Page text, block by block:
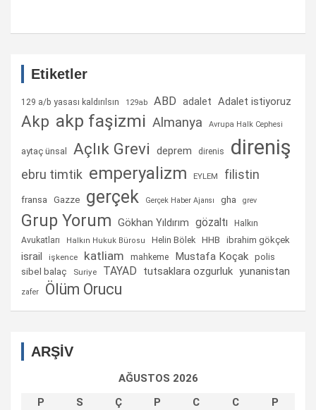
Etiketler
129 a/b yasası kaldırılsın 129ab ABD adalet Adalet istiyoruz
Akp akp faşizmi Almanya Avrupa Halk Cephesi
aytaç ünsal Açlık Grevi deprem direnis direniş
ebru timtik emperyalizm EYLEM filistin
fransa Gazze gerçek Gerçek Haber Ajansı gha grev
Grup Yorum Gökhan Yıldırım gözaltı
Halkın
Avukatları
Halkın Hukuk Bürosu Helin Bölek HHB ibrahim gökçek
israil işkence katliam mahkeme Mustafa Koçak polis
sibel balaç Suriye TAYAD tutsaklara ozgurluk yunanistan
zafer Ölüm Orucu
ARŞİV
AĞUSTOS 2026
P
S Ç P C C
P